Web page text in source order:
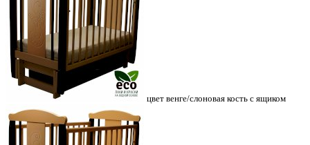
цвет венге/слоновая кость с ящиком